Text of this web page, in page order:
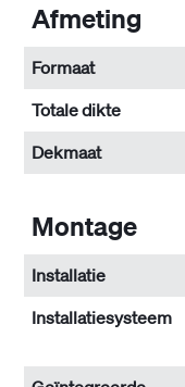
Afmeting
Formaat
Totale dikte
Dekmaat
Montage
Installatie
Installatiesysteem